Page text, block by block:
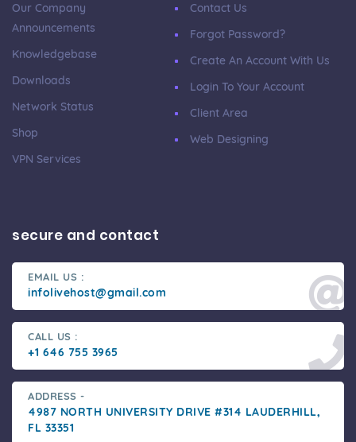
Our Company
Announcements
Knowledgebase
Downloads
Network Status
Shop
VPN Services
Contact Us
Forgot Password?
Create An Account With Us
Login To Your Account
Client Area
Web Designing
secure and contact
EMAIL US :
infolivehost@gmail.com
CALL US :
+1 646 755 3965
ADDRESS -
4987 NORTH UNIVERSITY DRIVE #314 LAUDERHILL,
FL 33351